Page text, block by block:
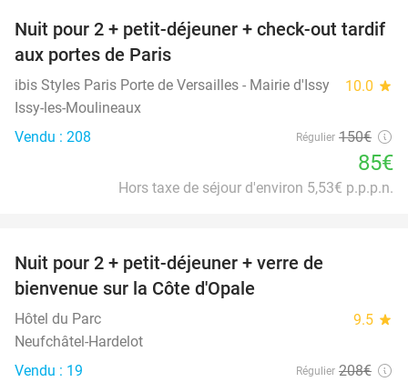
43%
Nuit pour 2 + petit-déjeuner + check-out tardif
aux portes de Paris
ibis Styles Paris Porte de Versailles - Mairie d'Issy 10.0 star
Issy-les-Moulineaux
Vendu : 208
Régulier 150€
85€
Hors taxe de séjour d'environ 5,53€ p.p.p.n.
Nuit pour 2 + petit-déjeuner + verre de
bienvenue sur la Côte d'Opale
Hôtel du Parc 9.5 star
Neufchâtel-Hardelot
Vendu : 19
Régulier 208€